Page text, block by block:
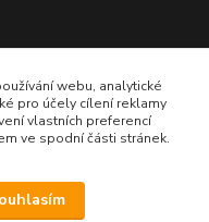
webu, analytické
pro účely cílení reklamy
vlastních preferencí
ve spodní části stránek.